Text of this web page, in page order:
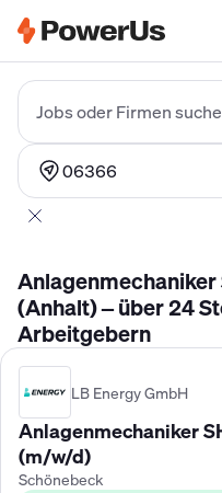
Jobs oder Firmen
06366
Anlagenmechaniker
(Anhalt) – über 24
Arbeitgebern
LB Energy GmbH
Anlagenmechaniker
(m/w/d)
Schönebeck